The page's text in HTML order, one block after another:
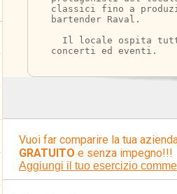
classici fino a
bartender Raval.
Il locale ospita
concerti ed eventi.
Vuoi far comparire la tua
GRATUITO e senza impegno!!!
Aggiungi il tuo esercizio